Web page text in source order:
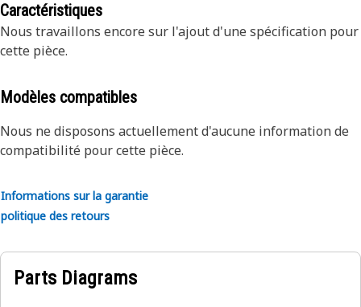
Caractéristiques
Nous travaillons encore sur l'ajout d'une spécification pour
cette pièce.
Modèles compatibles
Nous ne disposons actuellement d'aucune information de
compatibilité pour cette pièce.
Informations sur la garantie
politique des retours
Parts Diagrams